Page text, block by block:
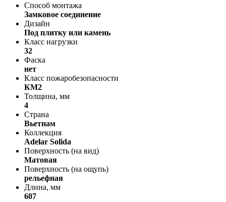
Способ монтажа
Замковое соединение
Дизайн
Под плитку или камень
Класс нагрузки
32
Фаска
нет
Класс пожаробезопасности
КМ2
Толщина, мм
4
Страна
Вьетнам
Коллекция
Adelar Solida
Поверхность (на вид)
Матовая
Поверхность (на ощупь)
рельефная
Длина, мм
607